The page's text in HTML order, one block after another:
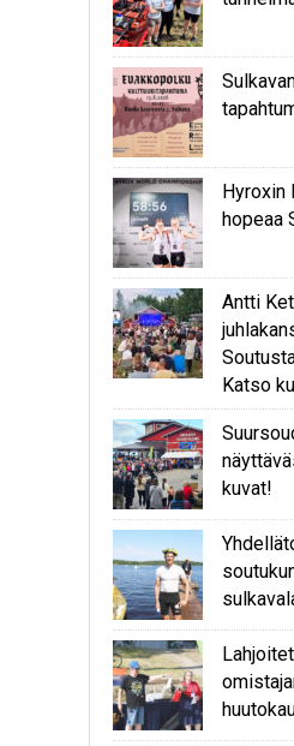
hopeaa
Antti
Katso
kuvat!